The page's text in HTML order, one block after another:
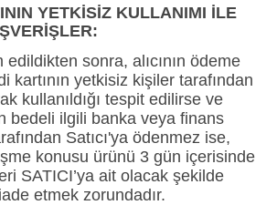
YETKİSİZ KULLANIMI İLE
edildikten sonra, alıcının ödeme
kartının yetkisiz kişiler tarafından
kullanıldığı tespit edilirse ve
bedeli ilgili banka veya finans
Satıcı'ya ödenmez ise,
konusu ürünü 3 gün içerisinde
SATICI’ya ait olacak şekilde
etmek zorundadır.